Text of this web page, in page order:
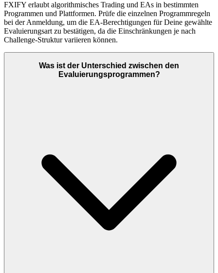
FXIFY erlaubt algorithmisches Trading und EAs in bestimmten
Programmen und Plattformen. Prüfe die einzelnen Programmregeln
bei der Anmeldung, um die EA-Berechtigungen für Deine gewählte
Evaluierungsart zu bestätigen, da die Einschränkungen je nach
Challenge-Struktur variieren können.
Was ist der Unterschied zwischen den
Evaluierungsprogrammen?